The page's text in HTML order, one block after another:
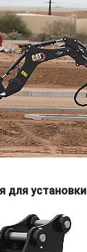
для установки